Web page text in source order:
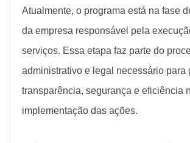
Atualmente, o programa está na fase
da empresa responsável pela
serviços. Essa etapa faz parte do
administrativo e legal necessário para
transparência, segurança e eficiência
implementação das ações.